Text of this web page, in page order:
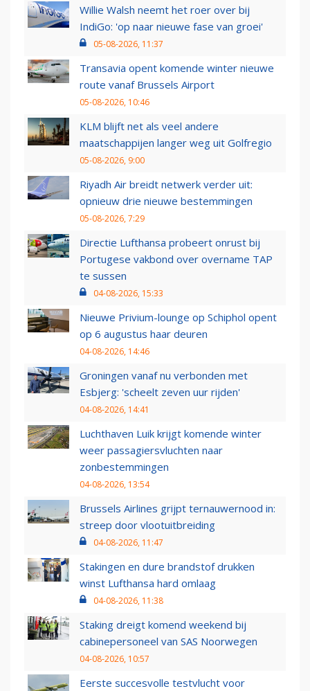
Willie Walsh neemt het roer over bij
IndiGo: 'op naar nieuwe fase van groei'
05-08-2026, 11:37
Transavia opent komende winter nieuwe
route vanaf Brussels Airport
05-08-2026, 10:46
KLM blijft net als veel andere
maatschappijen langer weg uit Golfregio
05-08-2026, 9:00
Riyadh Air breidt netwerk verder uit:
opnieuw drie nieuwe bestemmingen
05-08-2026, 7:29
Directie Lufthansa probeert onrust bij
Portugese vakbond over overname TAP
te sussen
04-08-2026, 15:33
Nieuwe Privium-lounge op Schiphol opent
op 6 augustus haar deuren
04-08-2026, 14:46
Groningen vanaf nu verbonden met
Esbjerg: 'scheelt zeven uur rijden'
04-08-2026, 14:41
Luchthaven Luik krijgt komende winter
weer passagiersvluchten naar
zonbestemmingen
04-08-2026, 13:54
Brussels Airlines grijpt ternauwernood in:
streep door vlootuitbreiding
04-08-2026, 11:47
Stakingen en dure brandstof drukken
winst Lufthansa hard omlaag
04-08-2026, 11:38
Staking dreigt komend weekend bij
cabinepersoneel van SAS Noorwegen
04-08-2026, 10:57
Eerste succesvolle testvlucht voor